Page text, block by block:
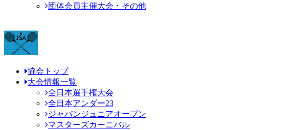
団体会員主催大会・その他
協会トップ
大会情報一覧
全日本選手権大会
全日本アンダー23
ジャパンジュニアオープン
マスターズカーニバル